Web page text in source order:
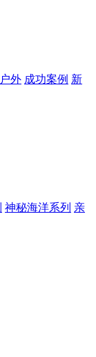
户外 成功案例 新
神秘海洋系列 亲